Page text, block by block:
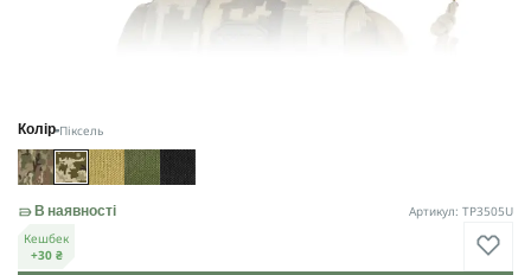
Колір Піксель
В наявності
Артикул: TP3505U
Кешбек
+30 ₴